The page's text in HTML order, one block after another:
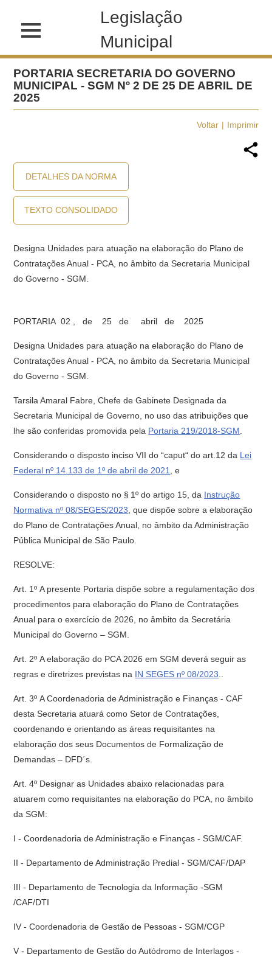
Legislação
Municipal
PORTARIA SECRETARIA DO GOVERNO
MUNICIPAL - SGM Nº 2 DE 25 DE ABRIL DE
2025
Voltar Imprimir
DETALHES DA NORMA
TEXTO CONSOLIDADO
Designa Unidades para atuação na elaboração do Plano de
Contratações Anual - PCA, no âmbito da Secretaria Municipal
do Governo - SGM.
PORTARIA 02 , de 25 de abril de 2025
Designa Unidades para atuação na elaboração do Plano de
Contratações Anual - PCA, no âmbito da Secretaria Municipal
do Governo - SGM.
Tarsila Amaral Fabre, Chefe de Gabinete Designada da
Secretaria Municipal de Governo, no uso das atribuições que
lhe são conferidas promovida pela Portaria 219/2018-SGM
Considerando o disposto inciso VII do “caput“ do art.12 da Lei
Federal nº 14.133 de 1º de abril de 2021
, e
Considerando o disposto no § 1º do artigo 15, da Instrução
Normativa nº 08/SEGES/2023 , que dispõe sobre a elaboração
do Plano de Contratações Anual, no âmbito da Administração
Pública Municipal de São Paulo.
RESOLVE:
Art. 1º A presente Portaria dispõe sobre a regulamentação dos
procedimentos para elaboração do Plano de Contratações
Anual para o exercício de 2026, no âmbito da Secretária
Municipal do Governo – SGM.
Art. 2º A elaboração do PCA 2026 em SGM deverá seguir as
regras e diretrizes previstas na IN SEGES nº 08/2023
Art. 3º A Coordenadoria de Administração e Finanças - CAF
desta Secretaria atuará como Setor de Contratações,
coordenando e orientando as áreas requisitantes na
elaboração dos seus Documentos de Formalização de
Demandas – DFD´s.
Art. 4º Designar as Unidades abaixo relacionadas para
atuarem como requisitantes na elaboração do PCA, no âmbito
da SGM:
I - Coordenadoria de Administração e Finanças - SGM/CAF.
II - Departamento de Administração Predial - SGM/CAF/DAP
III - Departamento de Tecnologia da Informação -SGM
/CAF/DTI
IV - Coordenadoria de Gestão de Pessoas - SGM/CGP
V - Departamento de Gestão do Autódromo de Interlagos -